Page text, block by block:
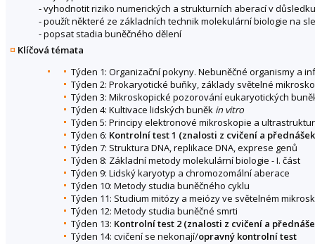
- vyhodnotit riziko numerických a strukturních aberací v
- použít některé ze základních technik molekulární biologie na
- popsat stadia buněčného dělení
Klíčová témata
Týden 1: Organizační pokyny. Nebuněčné organismy a
Týden 2: Prokaryotické buňky, základy světelné
Týden 3: Mikroskopické pozorování eukaryotických
Týden 4: Kultivace lidských buněk in vitro
Týden 5: Principy elektronové mikroskopie a
Týden 6: Kontrolní test 1 (znalosti z cvičení a
Týden 7: Struktura DNA, replikace DNA, exprese genů
Týden 8: Základní metody molekulární biologie - I. část
Týden 9: Lidský karyotyp a chromozomální aberace
Týden 10: Metody studia buněčného cyklu
Týden 11: Studium mitózy a meiózy ve světelném
Týden 12: Metody studia buněčné smrti
Týden 13: Kontrolní test 2 (znalosti z cvičení a
Týden 14: cvičení se nekonají/opravný kontrolní test